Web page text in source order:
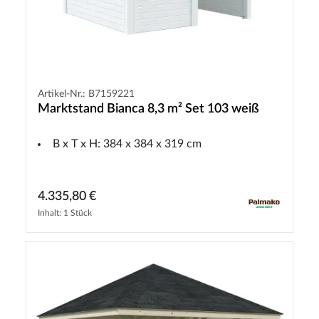
Artikel-Nr.: B7159221
Marktstand Bianca 8,3 m² Set 103 weiß
B x T x H: 384 x 384 x 319 cm
4.335,80 €
Inhalt: 1 Stück